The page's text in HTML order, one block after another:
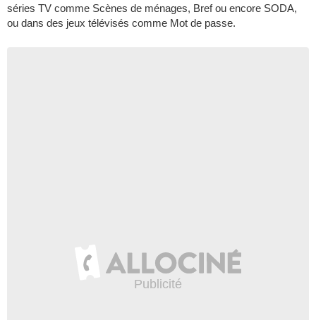
séries TV comme Scènes de ménages, Bref ou encore SODA,
ou dans des jeux télévisés comme Mot de passe.